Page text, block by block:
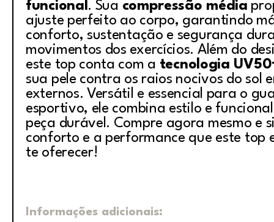
funcional. Sua compressão média
ajuste perfeito ao corpo, garantindo
conforto, sustentação e segurança
movimentos dos exercícios. Além do
este top conta com a tecnologia
sua pele contra os raios nocivos do sol
externos. Versátil e essencial para o
esportivo, ele combina estilo e
peça durável. Compre agora mesmo e
conforto e a performance que este top
te oferecer!
Informações adicionais: